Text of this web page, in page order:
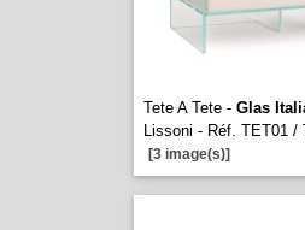
Tete A Tete - Glas
Lissoni - Réf. TET01 /
[3 image(s)]